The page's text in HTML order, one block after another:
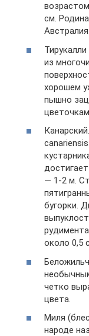
см.
Австралия.
из
хорошем
пышно
— 1-2 м.
бугорки.
около 0,5
четко
цвета.
Миля
народе